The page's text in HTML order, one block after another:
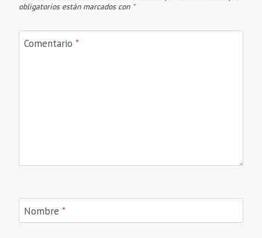
obligatorios están marcados con *
Comentario *
Nombre *